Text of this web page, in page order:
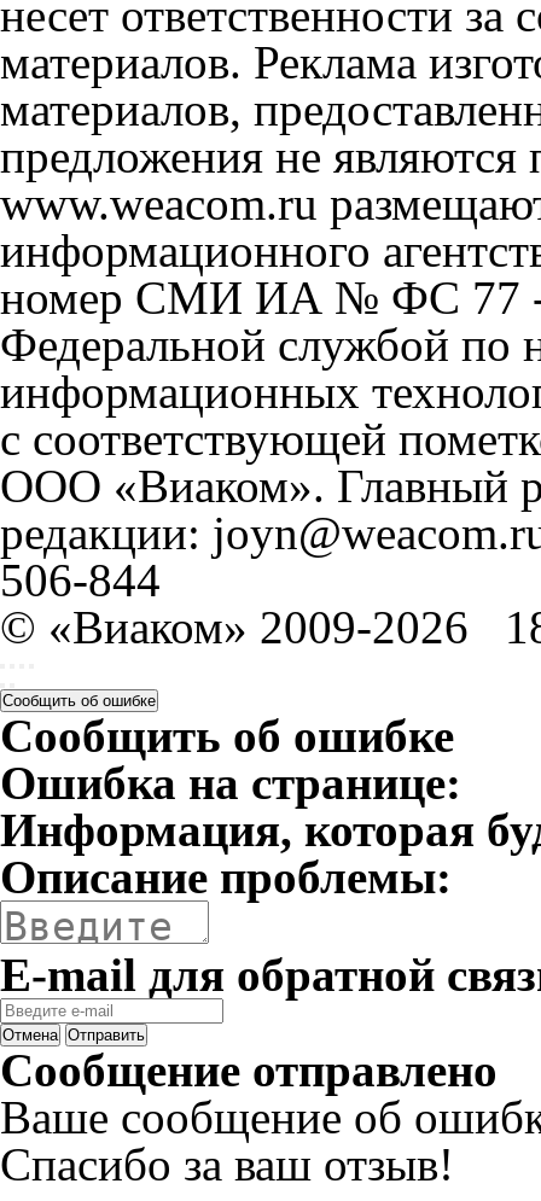
несет ответственности
материалов. Реклама
материалов,
предложения не
www.weacom.ru
информационного
номер СМИ ИА № ФС 77 -
Федеральной службой по
информационных
с соответствующей
ООО «Виаком». Главный
редакции:
506-844
© «Виаком» 2009-2026
Сообщить об ошибке
Сообщить об ошибке
Ошибка на странице:
Информация, которая
Описание проблемы:
E-mail для обратной
Отмена Отправить
Сообщение отправлено
Ваше сообщение об
Спасибо за ваш отзыв!